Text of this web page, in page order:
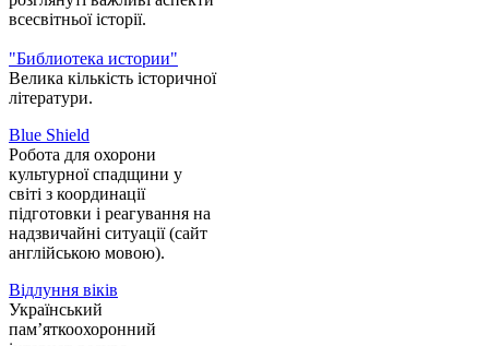
всесвітньої історії.
"Библиотека истории"
Велика кількість історичної
літератури.
Blue Shield
Робота для охорони
культурної спадщини у
світі з координації
підготовки і реагування на
надзвичайні ситуації (сайт
англійською мовою).
Відлуння віків
Український
пам’яткоохоронний